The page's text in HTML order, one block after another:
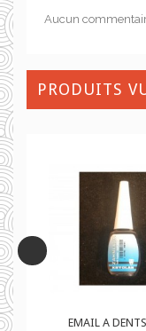
Aucun
PRODUITS
EMAIL A